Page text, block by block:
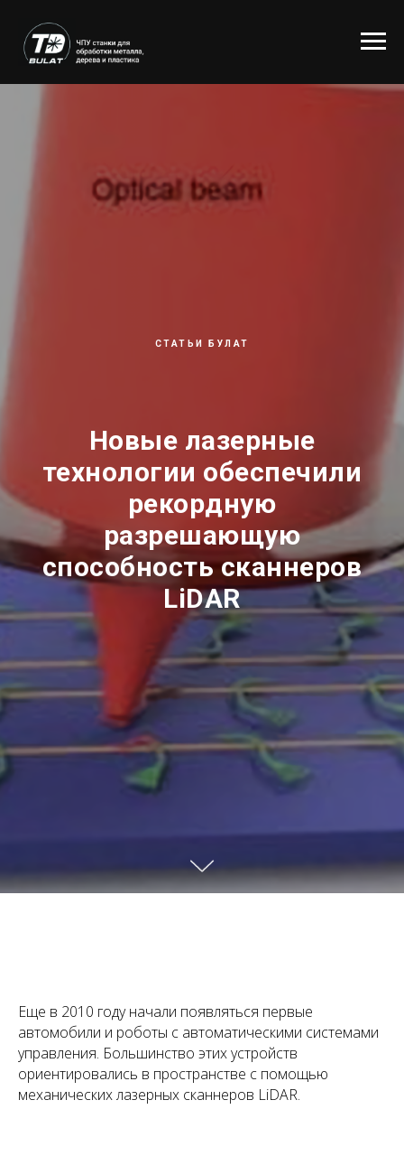
СТАТЬИ БУЛАТ
Новые лазерные
технологии обеспечили
рекордную
разрешающую
способность сканнеров
LiDAR
Еще в 2010 году начали появляться первые
автомобили и роботы с автоматическими системами
управления. Большинство этих устройств
ориентировались в пространстве с помощью
механических лазерных сканнеров LiDAR.